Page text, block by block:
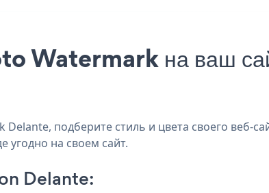
Watermark на ваш
подберите стиль и цвета своего веб-
угодно на своем сайт.
Delante: